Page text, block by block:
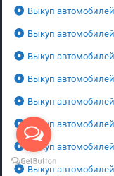
Выкуп
Выкуп
Выкуп
Выкуп
Выкуп
Выкуп
Выкуп
Выкуп